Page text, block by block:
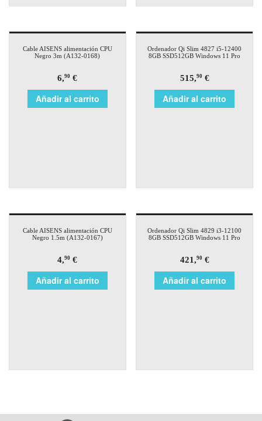
Cable AISENS alimentación CPU
Negro 3m (A132-0168)
6,90 €
Añadir al carrito
Ordenador Qi Slim 4827 i5-12400
8GB SSD512GB Windows 11 Pro
515,90€
Añadir al carrito
Cable AISENS alimentación CPU
Negro 1.5m (A132-0167)
4,90 €
Añadir al carrito
Ordenador Qi Slim 4829 i3-12100
8GB SSD512GB Windows 11 Pro
421,90€
Añadir al carrito